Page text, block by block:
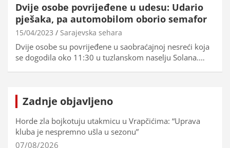
Dvije osobe povrijeđene u udesu: Udario
pješaka, pa automobilom oborio semafor
15/04/2023 Sarajevska sehara
Dvije osobe su povrijeđene u saobraćajnoj nesreći koja
se dogodila oko 11:30 u tuzlanskom naselju Solana.…
Zadnje objavljeno
Horde zla bojkotuju utakmicu u Vrapčićima: “Uprava
kluba je nespremno ušla u sezonu”
07/08/2026